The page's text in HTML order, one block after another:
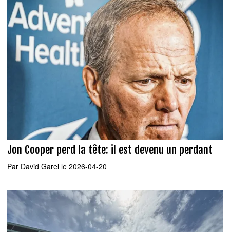
Jon Cooper perd la tête: il est devenu un perdant
Par David Garel le 2026-04-20